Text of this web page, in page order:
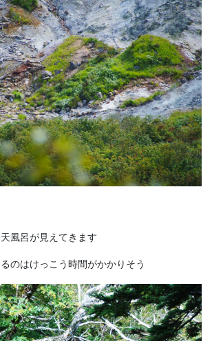
風呂が見えてきます
のはけっこう時間がかかりそう